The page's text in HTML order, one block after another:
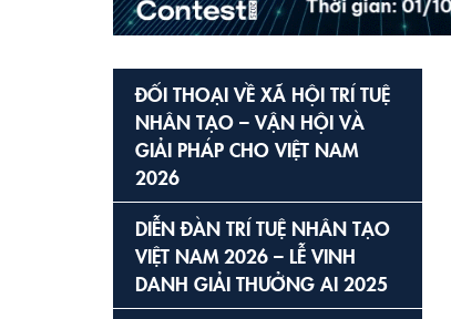
ĐỐI THOẠI VỀ XÃ HỘI TRÍ TUỆ
NHÂN TẠO – VẬN HỘI VÀ
GIẢI PHÁP CHO VIỆT NAM
2026
DIỄN ĐÀN TRÍ TUỆ NHÂN TẠO
VIỆT NAM 2026 – LỄ VINH
DANH GIẢI THƯỞNG AI 2025